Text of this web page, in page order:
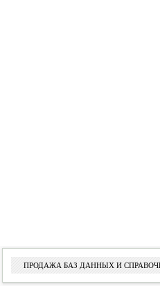
ПРОДАЖА БАЗ ДАННЫХ И